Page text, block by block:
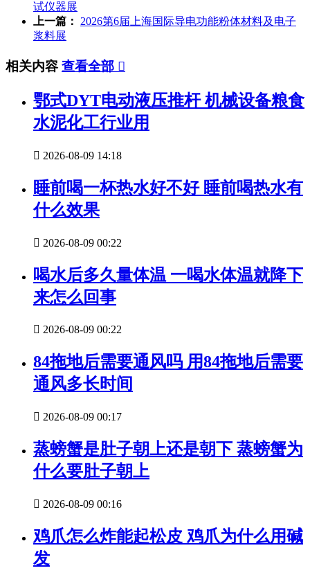
试仪器展
上一篇：
2026第6届上海国际导电功能粉体材料及电子
浆料展
相关内容 查看全部 
鄂式DYT电动液压推杆 机械设备粮食
水泥化工行业用
 2026-08-09 14:18
睡前喝一杯热水好不好 睡前喝热水有
什么效果
 2026-08-09 00:22
喝水后多久量体温 一喝水体温就降下
来怎么回事
 2026-08-09 00:22
84拖地后需要通风吗 用84拖地后需要
通风多长时间
 2026-08-09 00:17
蒸螃蟹是肚子朝上还是朝下 蒸螃蟹为
什么要肚子朝上
 2026-08-09 00:16
鸡爪怎么炸能起松皮 鸡爪为什么用碱
发